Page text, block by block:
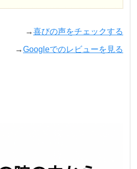
→喜びの声をチェックする
→Googleでのレビューを見る